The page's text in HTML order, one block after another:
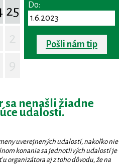
25
Do:
Pošli nám tip
sa nenašli žiadne
udalosti.
uverejnených udalostí, nakoľko nie
konania sa jednotlivých udalostí je
organizátora aj z toho dôvodu, že na